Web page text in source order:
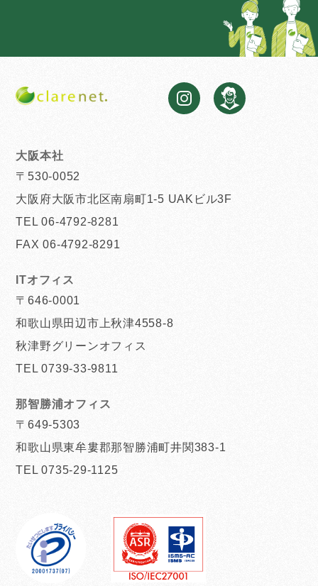
大阪本社
〒530-0052
大阪府大阪市北区南扇町1-5 UAKビル3F
TEL 06-4792-8281
FAX 06-4792-8291
ITオフィス
〒646-0001
和歌山県田辺市上秋津4558-8
秋津野グリーンオフィス
TEL 0739-33-9811
那智勝浦オフィス
〒649-5303
和歌山県東牟婁郡那智勝浦町井関383-1
TEL 0735-29-1125